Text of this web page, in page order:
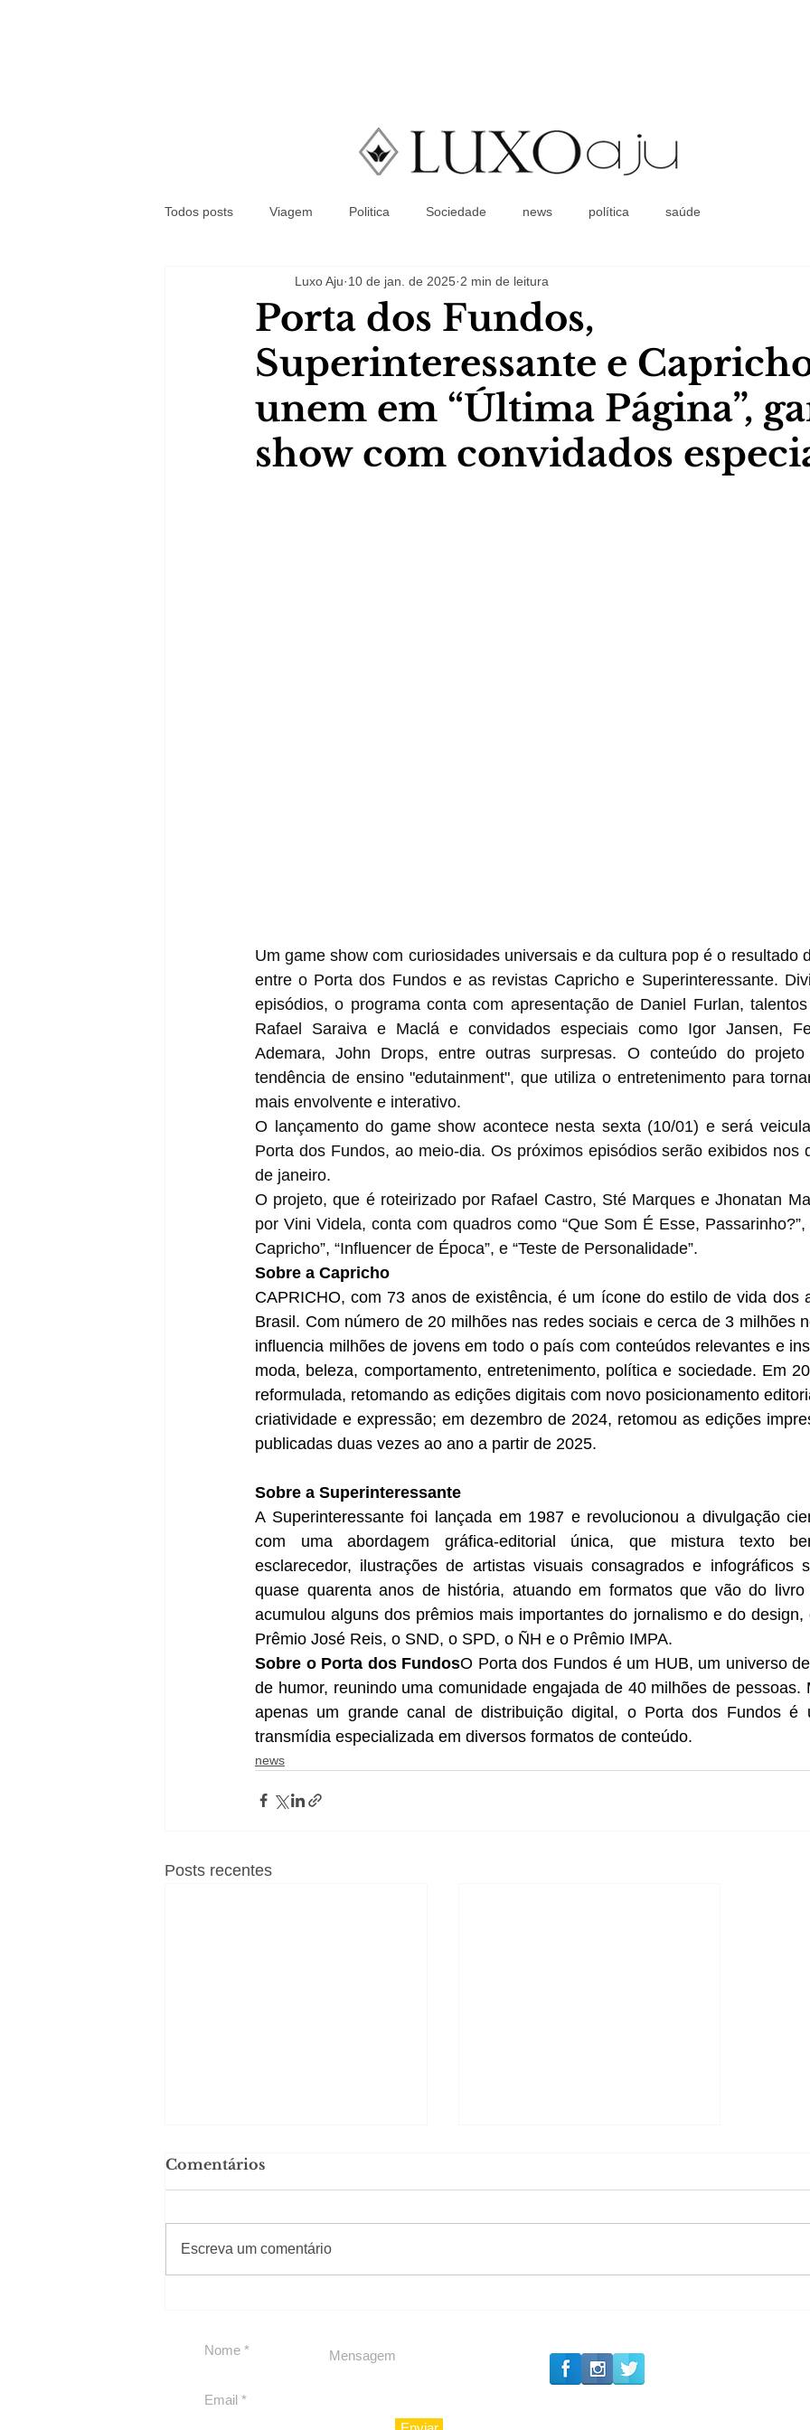
Coluna Social
Todos posts Viagem Politica Sociedade news política saúde
Porta dos Fundos,
Superinteressante e
unem em “Última Página”,
show com convidados
Luxo Aju 10 de jan. de 2025 2 min de leitura
Um game show com curiosidades universais e da cultura pop é o resultado
entre o Porta dos Fundos e as revistas Capricho e Superinteressante.
episódios, o programa conta com apresentação de Daniel Furlan,
Rafael Saraiva e Maclá e convidados especiais como Igor Jansen,
Ademara, John Drops, entre outras surpresas. O conteúdo do
tendência de ensino "edutainment", que utiliza o entretenimento para
mais envolvente e interativo.
O lançamento do game show acontece nesta sexta (10/01) e será
Porta dos Fundos, ao meio-dia. Os próximos episódios serão exibidos nos
de janeiro.
O projeto, que é roteirizado por Rafael Castro, Sté Marques e Jhonatan
por Vini Videla, conta com quadros como “Que Som É Esse,
Capricho”, “Influencer de Época”, e “Teste de Personalidade”.
Sobre a Capricho
CAPRICHO, com 73 anos de existência, é um ícone do estilo de vida dos
Brasil. Com número de 20 milhões nas redes sociais e cerca de 3 milhões
influencia milhões de jovens em todo o país com conteúdos relevantes e
moda, beleza, comportamento, entretenimento, política e sociedade. Em
reformulada, retomando as edições digitais com novo posicionamento
criatividade e expressão; em dezembro de 2024, retomou as edições
publicadas duas vezes ao ano a partir de 2025.
Sobre a Superinteressante
A Superinteressante foi lançada em 1987 e revolucionou a divulgação
com uma abordagem gráfica-editorial única, que mistura texto
esclarecedor, ilustrações de artistas visuais consagrados e infográficos
quase quarenta anos de história, atuando em formatos que vão do livro
acumulou alguns dos prêmios mais importantes do jornalismo e do
Prêmio José Reis, o SND, o SPD, o ÑH e o Prêmio IMPA.
Sobre o Porta dos FundosO Porta dos Fundos é um HUB, um universo
de humor, reunindo uma comunidade engajada de 40 milhões de pessoas.
apenas um grande canal de distribuição digital, o Porta dos Fundos é
transmídia especializada em diversos formatos de conteúdo.
news
Posts recentes
para São Paulo
Comentários
Escreva um comentário
#Sugestões